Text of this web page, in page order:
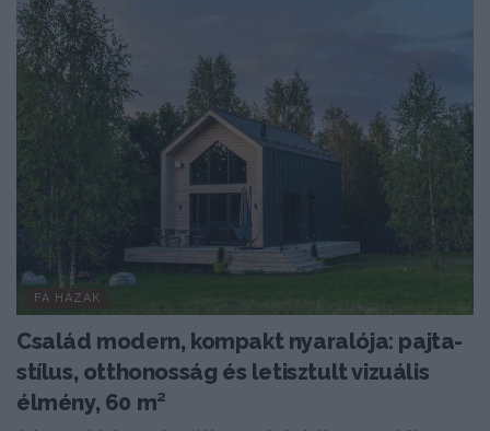
FA HÁZAK
Család modern, kompakt nyaralója: pajta-
stílus, otthonosság és letisztult vizuális
élmény, 60 m²